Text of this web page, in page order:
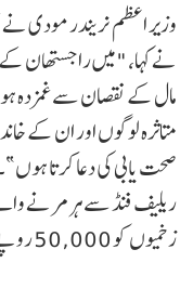
وزیر اعظم نریندر مودی نے
نے کہا، "میں راجستھان
مال کے نقصان سے
متاثرہ لوگوں اور ان کے
صحت یابی کی دعا کرتا
زخمیوں کو 50,000 روپے ملیں گے۔